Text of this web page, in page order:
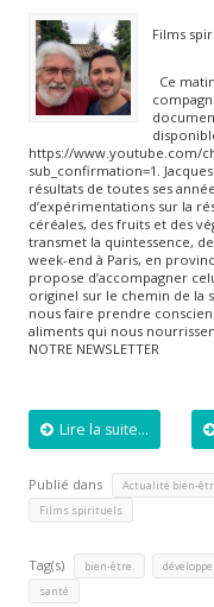
Films
Ce
https://www.youtube.com/
sub_confirmation=1.
résultats de toutes ses
d’expérimentations sur la
céréales, des fruits et des
transmet la quintessence,
week-end à Paris, en
propose d’accompagner
originel sur le chemin de la
nous faire prendre
aliments qui nous
NOTRE NEWSLETTER
Lire la suite...
Publié dans Actualité bien-
Films spirituels
Tag(s) bien-être.
santé